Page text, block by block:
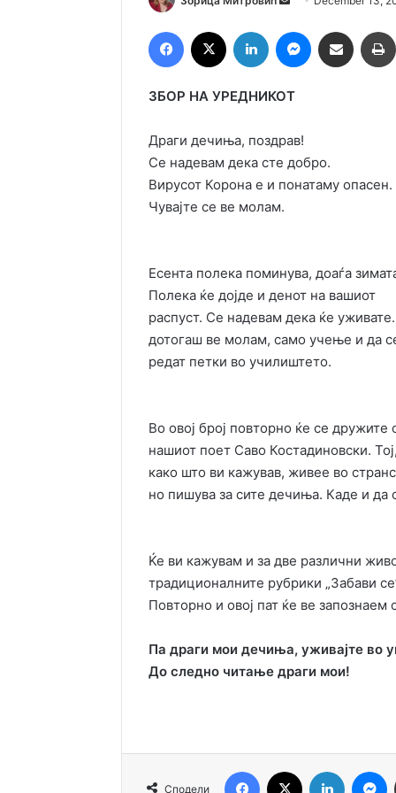
email
Facebook LinkedIn MessengerСподели преку Емаил
ЗБОР НА УРЕДНИКОТ
Драги дечиња, поздрав!
Се надевам дека сте добро.
Вирусот Корона е и понатаму опасен.
Чувајте се ве молам.
Есента полека поминува, доаѓа
Полека ќе дојде и денот на вашиот
распуст. Се надевам дека ќе
дотогаш ве молам, само учење и да
редат петки во училиштето.
Во овој број повторно ќе се дружите
нашиот поет Саво Костадиновски. Тој,
како што ви кажував, живее во
но пишува за сите дечиња. Каде и да
Ќе ви кажувам и за две различни
традиционалните рубрики „Забави
Повторно и овој пат ќе ве запознаем
Па драги мои дечиња, уживајте во
До следно читање драги мои!
Сподели
Facebook LinkedIn